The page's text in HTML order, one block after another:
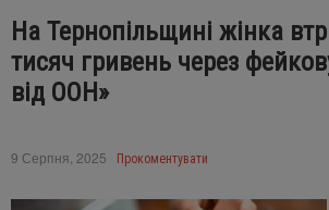
На Тернопільщині жінка
тисяч гривень через
від ООН»
9 Серпня, 2025 Прокоментувати